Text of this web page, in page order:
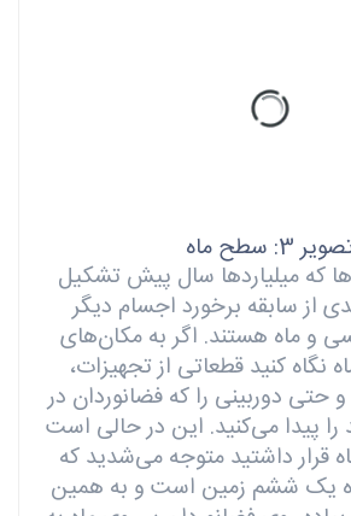
3: سطح ماه
که میلیاردها سال پیش تشکیل
از سابقه برخورد اجسام دیگر
و ماه هستند. اگر به مکان‌های
کنید قطعاتی از تجهیزات،
حتی دوربینی را که فضانوردان در
را پیدا می‌کنید. این در حالی است
قرار داشتید متوجه می‌شدید که
یک ششم زمین است و به همین